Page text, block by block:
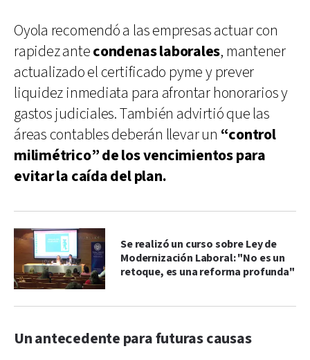
Oyola recomendó a las empresas actuar con
rapidez antecondenas laborales, mantener
actualizado el certificado pyme y prever
liquidez inmediata para afrontar honorarios y
gastos judiciales. También advirtió que las
áreas contables deberán llevar un “control
milimétrico” de los vencimientos para
evitar la caída del plan.
Se realizó un curso sobre Ley de
Modernización Laboral: "No es un
retoque, es una reforma profunda"
Un antecedente para futuras causas